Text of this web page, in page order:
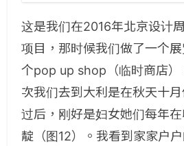
这是我们在2016年北京设计
项目，那时候我们做了一个
个pop up shop（临时商店）
次我们去到大利是在秋天十
过后，刚好是妇女她们每年
靛（图12）。我看到家家户